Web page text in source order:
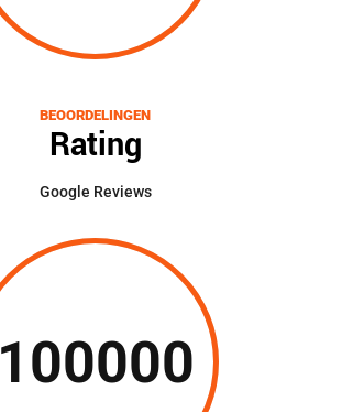
BEOORDELINGEN
Rating
Google Reviews
100000